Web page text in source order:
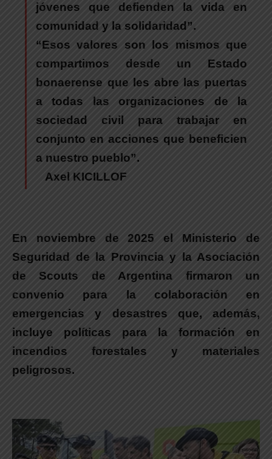
jóvenes que defienden la vida en
comunidad y la solidaridad”.
“Esos valores son los mismos que
compartimos desde un Estado
bonaerense que les abre las puertas
a todas las organizaciones de la
sociedad civil para trabajar en
conjunto en acciones que beneficien
a nuestro pueblo”.
Axel KICILLOF
En noviembre de 2025 el Ministerio de
Seguridad de la Provincia y la Asociación
de Scouts de Argentina firmaron un
convenio para la colaboración en
emergencias y desastres que, además,
incluye políticas para la formación en
incendios forestales y materiales
peligrosos.